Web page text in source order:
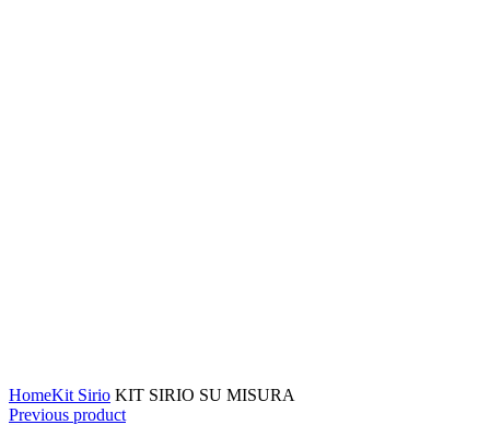
HomeKit Sirio KIT SIRIO SU MISURA
Previous product